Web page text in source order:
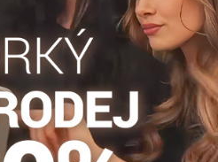
50-60 DEN Dámské
PinterestReddit LinkedInWhatsApp
E-
mail